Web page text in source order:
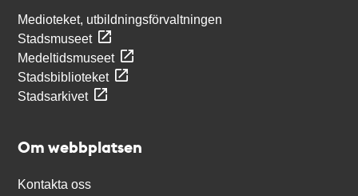
Medioteket, utbildningsförvaltningen
Stadsmuseet
Medeltidsmuseet
Stadsbiblioteket
Stadsarkivet
Om webbplatsen
Kontakta oss